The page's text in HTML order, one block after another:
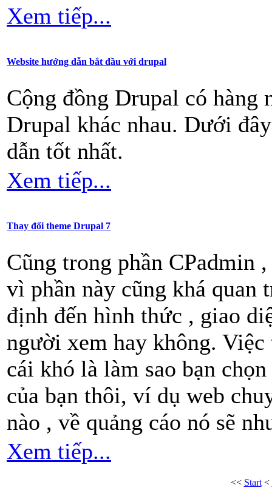
Xem tiếp...
Website hướng dẫn bắt đầu với drupal
Cộng đồng Drupal có hàng
Drupal khác nhau. Dưới
dẫn tốt nhất.
Xem tiếp...
Thay đổi theme Drupal 7
Cũng trong phần CPadmin
vì phần này cũng khá quan
định đến hình thức , giao
người xem hay không.
cái khó là làm sao bạn
của bạn thôi, ví dụ web
nào , về quảng cáo nó sẽ
Xem tiếp...
<< Start<